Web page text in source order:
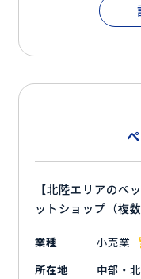
【北陸エリアのペ
ットショップ（複数
業種
小売業
所在地
中部・